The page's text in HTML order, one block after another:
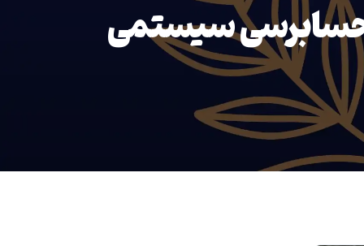
حسابرسی سیستمی